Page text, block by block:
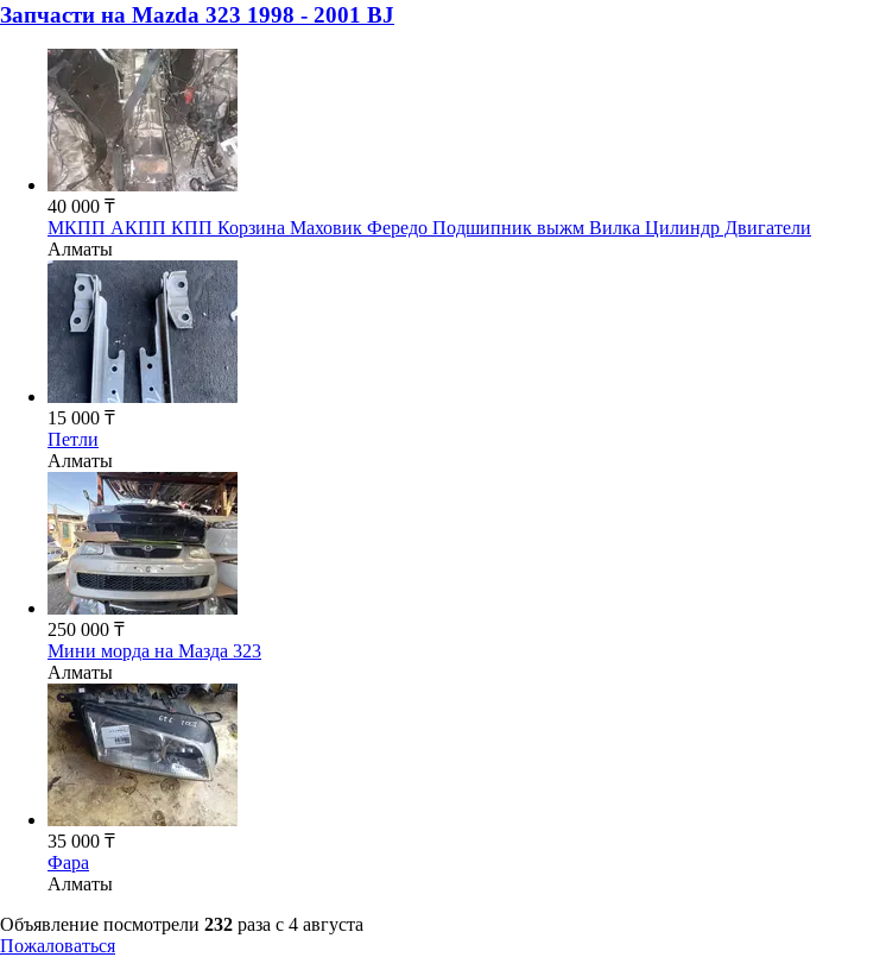
Запчасти на Mazda 323 1998 - 2001 BJ
40 000 ₸
МКПП АКПП КПП Корзина Маховик Фередо Подшипник выжм Вилка Цилиндр Двигатели
Алматы
15 000 ₸
Петли
Алматы
250 000 ₸
Мини морда на Мазда 323
Алматы
35 000 ₸
Фара
Алматы
Объявление посмотрели 232 раза c 4 августа
Пожаловаться